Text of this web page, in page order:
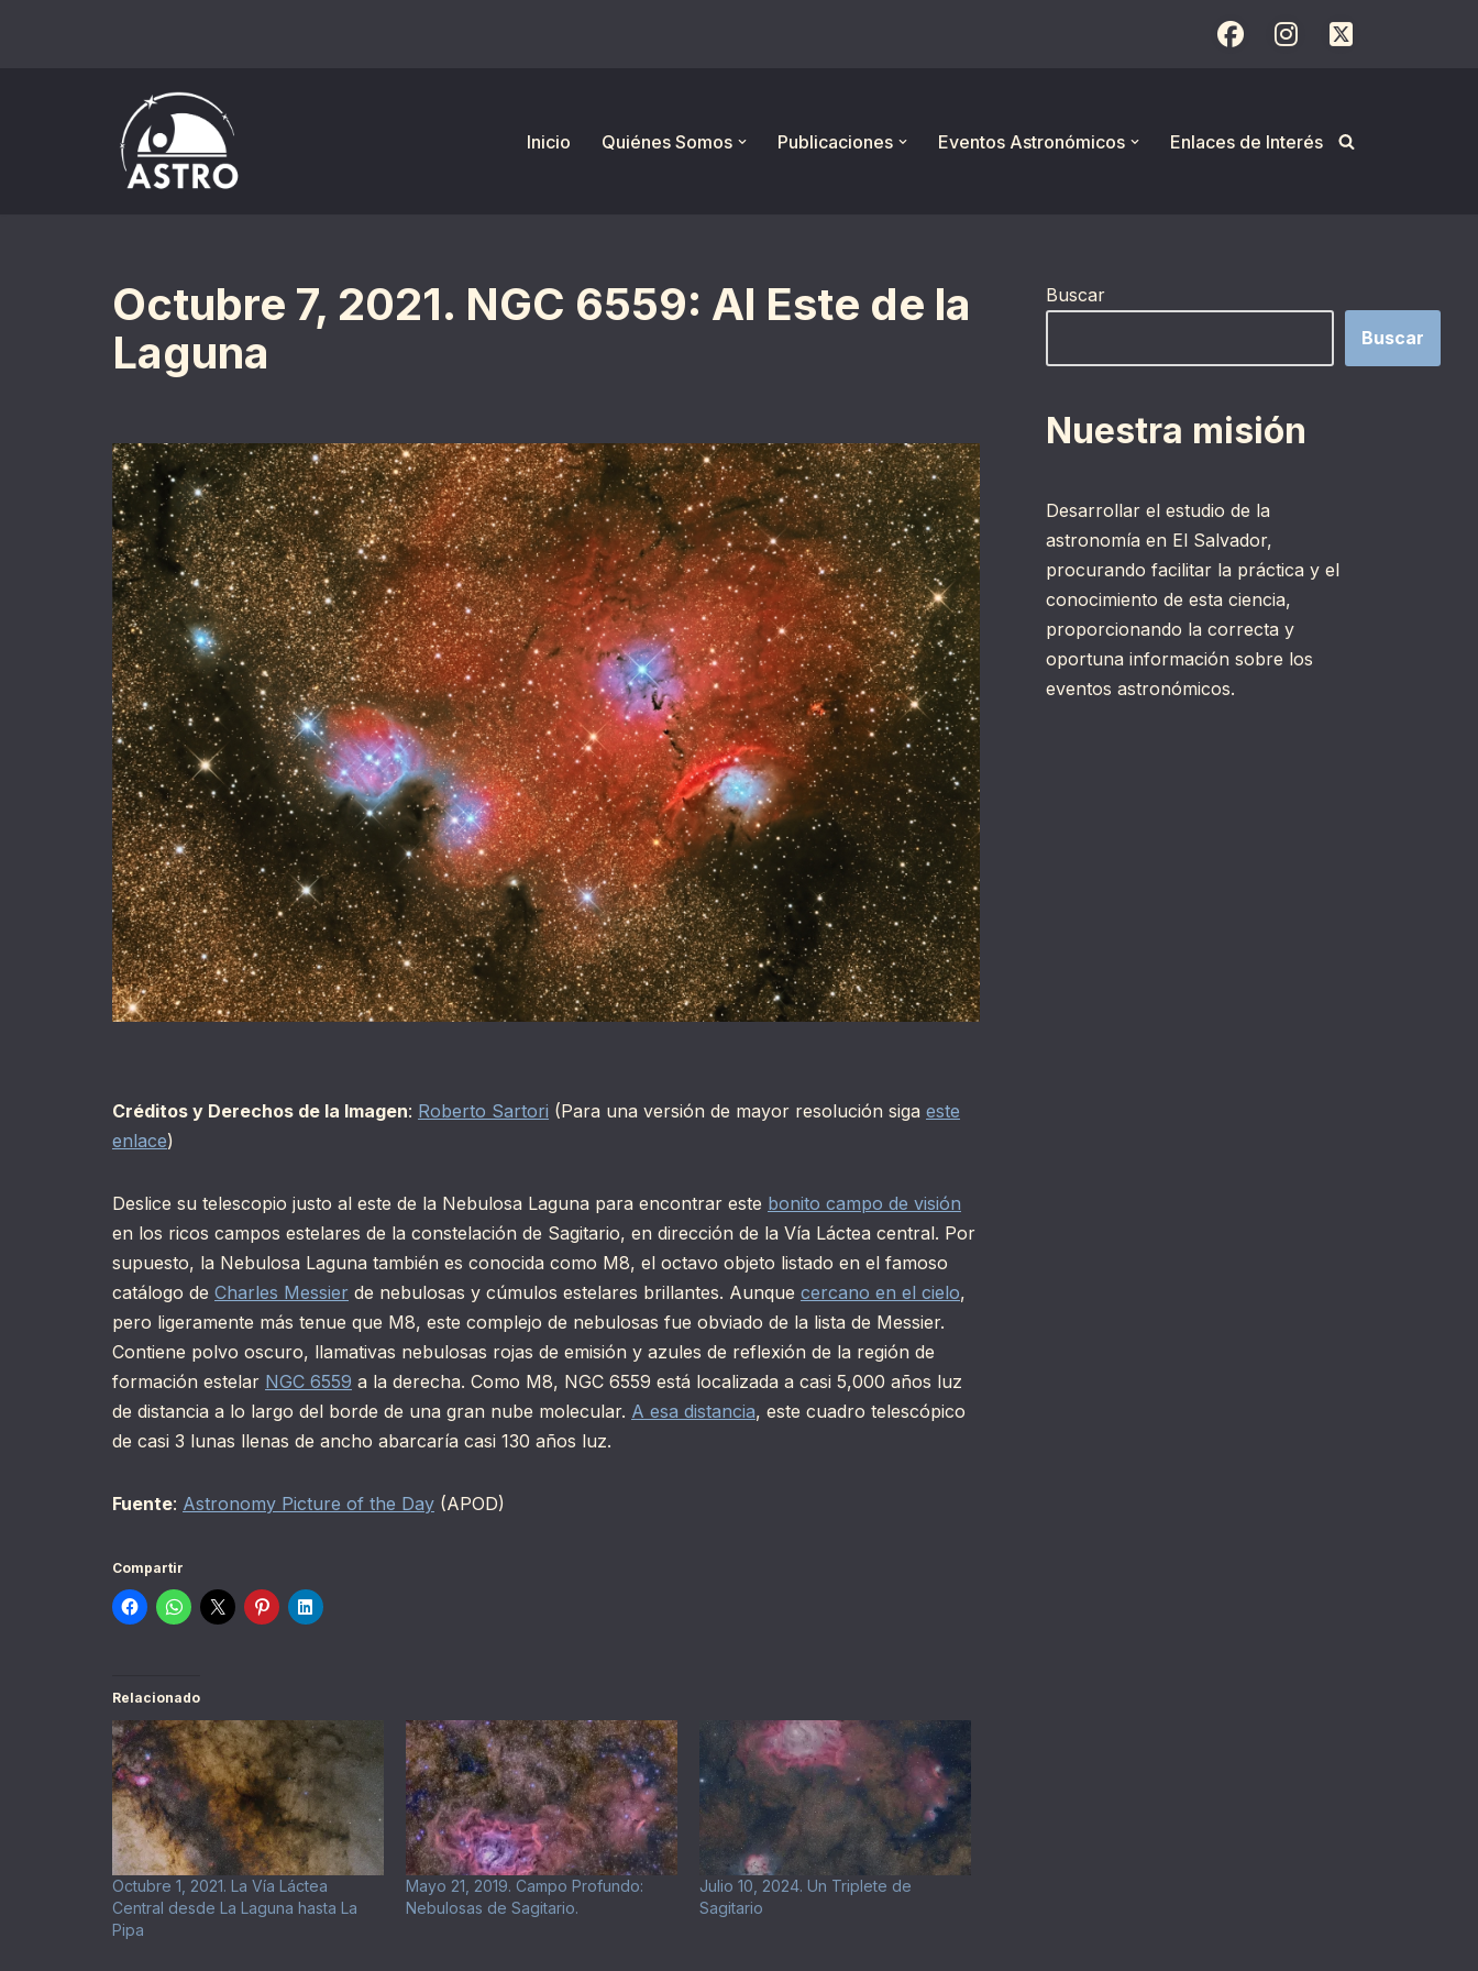
Inicio
Quiénes Somos Publicaciones Eventos Astronómicos Enlaces de Interés
Octubre 7, 2021. NGC 6559: Al Este de la
Laguna
Créditos y Derechos de la Imagen: Roberto Sartori (Para una versión de mayor resolución siga este
enlace)
Deslice su telescopio justo al este de la Nebulosa Laguna para encontrar este bonito campo de visión
en los ricos campos estelares de la constelación de Sagitario, en dirección de la Vía Láctea central. Por
supuesto, la Nebulosa Laguna también es conocida como M8, el octavo objeto listado en el famoso
catálogo de Charles Messier de nebulosas y cúmulos estelares brillantes. Aunque cercano en el cielo,
pero ligeramente más tenue que M8, este complejo de nebulosas fue obviado de la lista de Messier.
Contiene polvo oscuro, llamativas nebulosas rojas de emisión y azules de reflexión de la región de
formación estelar NGC 6559 a la derecha. Como M8, NGC 6559 está localizada a casi 5,000 años luz
de distancia a lo largo del borde de una gran nube molecular. A esa distancia, este cuadro telescópico
de casi 3 lunas llenas de ancho abarcaría casi 130 años luz.
Fuente: Astronomy Picture of the Day (APOD)
Compartir
Relacionado
Octubre 1, 2021. La Vía Láctea
Central desde La Laguna hasta La
Pipa
Mayo 21, 2019. Campo Profundo:
Nebulosas de Sagitario.
Julio 10, 2024. Un Triplete de
Sagitario
Buscar
Buscar
Nuestra misión
Desarrollar el estudio de la
astronomía en El Salvador,
procurando facilitar la práctica y el
conocimiento de esta ciencia,
proporcionando la correcta y
oportuna información sobre los
eventos astronómicos.